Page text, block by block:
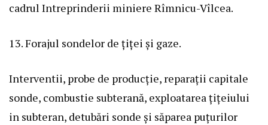
cadrul Intreprinderii miniere Rîmnicu-Vîlcea.
13. Forajul sondelor de țiței și gaze.
Interventii, probe de producție, reparații capitale
sonde, combustie subterană, exploatarea țițeiului
in subteran, detubări sonde și săparea puțurilor